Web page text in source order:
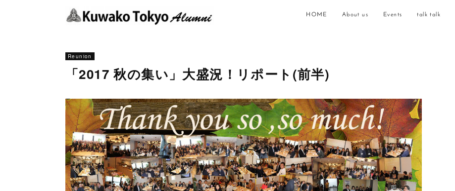
HOME About us Events talk talk
Reunion
「2017 秋の集い」大盛況！リポート(前半)